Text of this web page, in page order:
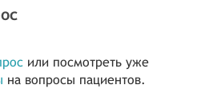
или посмотреть уже
на вопросы пациентов.